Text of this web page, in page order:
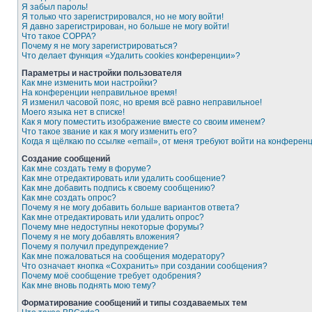
Я забыл пароль!
Я только что зарегистрировался, но не могу войти!
Я давно зарегистрирован, но больше не могу войти!
Что такое COPPA?
Почему я не могу зарегистрироваться?
Что делает функция «Удалить cookies конференции»?
Параметры и настройки пользователя
Как мне изменить мои настройки?
На конференции неправильное время!
Я изменил часовой пояс, но время всё равно неправильное!
Моего языка нет в списке!
Как я могу поместить изображение вместе со своим именем?
Что такое звание и как я могу изменить его?
Когда я щёлкаю по ссылке «email», от меня требуют войти на
Создание сообщений
Как мне создать тему в форуме?
Как мне отредактировать или удалить сообщение?
Как мне добавить подпись к своему сообщению?
Как мне создать опрос?
Почему я не могу добавить больше вариантов ответа?
Как мне отредактировать или удалить опрос?
Почему мне недоступны некоторые форумы?
Почему я не могу добавлять вложения?
Почему я получил предупреждение?
Как мне пожаловаться на сообщения модератору?
Что означает кнопка «Сохранить» при создании сообщения?
Почему моё сообщение требует одобрения?
Как мне вновь поднять мою тему?
Форматирование сообщений и типы создаваемых тем